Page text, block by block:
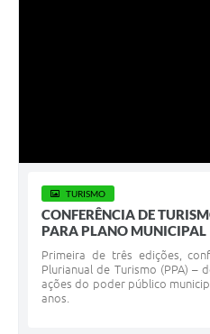
TURISMO
CONFERÊNCIA DE
PARA PLANO MUNICIPAL
Primeira de três edições,
Plurianual de Turismo (PPA) –
ações do poder público
anos.